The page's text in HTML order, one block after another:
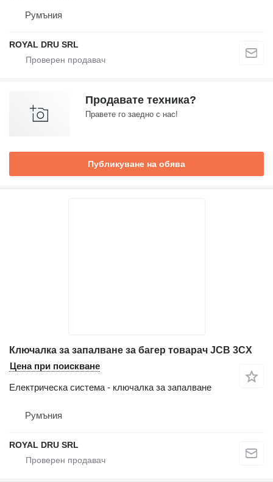
Румъния
ROYAL DRU SRL
Продавате техника?
Правете го заедно с нас!
Публикуване на обява
Ключалка за запалване за багер товарач JCB 3CX
Цена при поискване
Електрическа система - ключалка за запалване
Румъния
ROYAL DRU SRL